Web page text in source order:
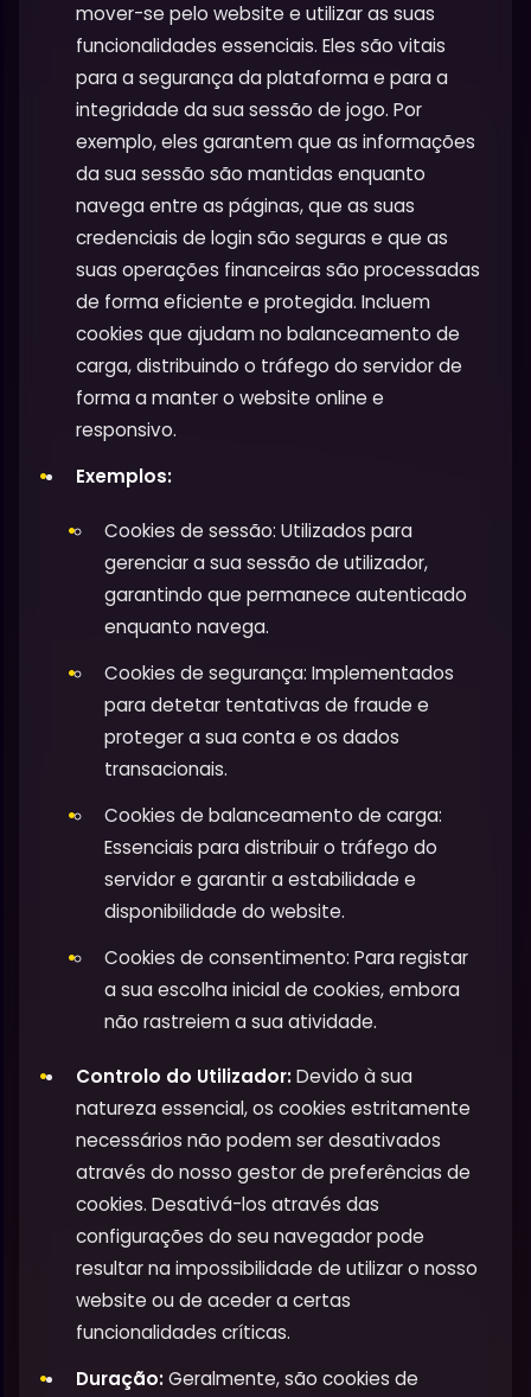
mover-se pelo website e utilizar as suas
funcionalidades essenciais. Eles são vitais
para a segurança da plataforma e para a
integridade da sua sessão de jogo. Por
exemplo, eles garantem que as informações
da sua sessão são mantidas enquanto
navega entre as páginas, que as suas
credenciais de login são seguras e que as
suas operações financeiras são processadas
de forma eficiente e protegida. Incluem
cookies que ajudam no balanceamento de
carga, distribuindo o tráfego do servidor de
forma a manter o website online e
responsivo.
Exemplos:
Cookies de sessão: Utilizados para
gerenciar a sua sessão de utilizador,
garantindo que permanece autenticado
enquanto navega.
Cookies de segurança: Implementados
para detetar tentativas de fraude e
proteger a sua conta e os dados
transacionais.
Cookies de balanceamento de carga:
Essenciais para distribuir o tráfego do
servidor e garantir a estabilidade e
disponibilidade do website.
Cookies de consentimento: Para registar
a sua escolha inicial de cookies, embora
não rastreiem a sua atividade.
Controlo do Utilizador:Devido à sua
natureza essencial, os cookies estritamente
necessários não podem ser desativados
através do nosso gestor de preferências de
cookies. Desativá-los através das
configurações do seu navegador pode
resultar na impossibilidade de utilizar o nosso
website ou de aceder a certas
funcionalidades críticas.
Duração:Geralmente, são cookies de